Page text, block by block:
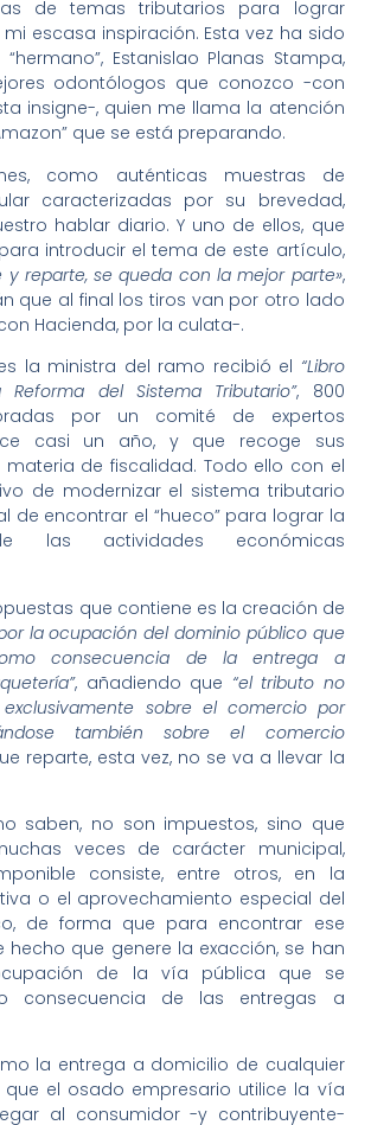
de temas tributarios para lograr
escasa inspiración. Esta vez ha sido
Estanislao Planas Stampa,
odontólogos que conozco -con
insigne-, quien me llama la atención
que se está preparando.
como auténticas muestras de
caracterizadas por su brevedad,
hablar diario. Y uno de ellos, que
introducir el tema de este artículo,
y reparte, se queda con la mejor parte»,
que al final los tiros van por otro lado
Hacienda, por la culata-.
la ministra del ramo recibió el “Libro
del Sistema Tributario”, 800
por un comité de expertos
casi un año, y que recoge sus
materia de fiscalidad. Todo ello con el
de modernizar el sistema tributario
de encontrar el “hueco” para lograr la
las actividades económicas
que contiene es la creación de
la ocupación del dominio público que
consecuencia de la entrega a
, añadiendo que “el tributo no
sobre el comercio por
también sobre el comercio
reparte, esta vez, no se va a llevar la
saben, no son impuestos, sino que
veces de carácter municipal,
consiste, entre otros, en la
o el aprovechamiento especial del
de forma que para encontrar ese
hecho que genere la exacción, se han
de la vía pública que se
consecuencia de las entregas a
la entrega a domicilio de cualquier
que el osado empresario utilice la vía
al consumidor -y contribuyente-